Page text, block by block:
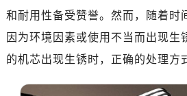
和耐用性备受赞誉。然而，随着时
因为环境因素或使用不当而出现生
的机芯出现生锈时，正确的处理方